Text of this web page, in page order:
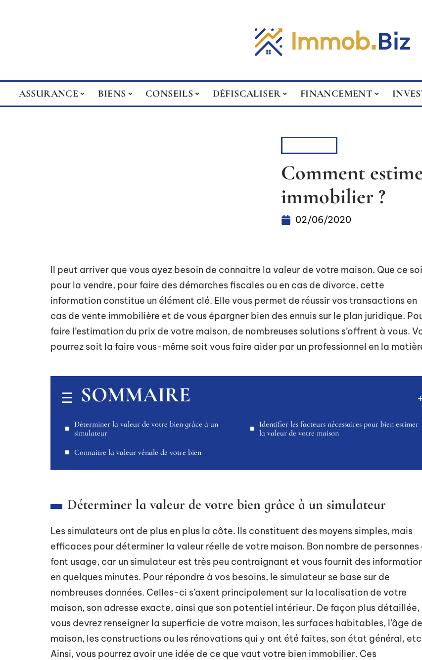
ASSURANCE BIENS CONSEILS DÉFISCALISER FINANCEMENT
Comment
immobilier ?
02/06/2020
Il peut arriver que vous ayez besoin de connaitre la valeur de votre maison. Que ce
pour la vendre, pour faire des démarches fiscales ou en cas de divorce, cette
information constitue un élément clé. Elle vous permet de réussir vos transactions en
cas de vente immobilière et de vous épargner bien des ennuis sur le plan juridique.
faire l’estimation du prix de votre maison, de nombreuses solutions s’offrent à vous.
pourrez soit la faire vous-même soit vous faire aider par un professionnel en la
SOMMAIRE
Déterminer la valeur de votre bien grâce à un
simulateur
Connaitre la valeur vénale de votre bien
Identifier les facteurs nécessaires pour bien estimer
la valeur de votre maison
Déterminer la valeur de votre bien grâce à un simulateur
Les simulateurs ont de plus en plus la côte. Ils constituent des moyens simples, mais
efficaces pour déterminer la valeur réelle de votre maison. Bon nombre de personnes
font usage, car un simulateur est très peu contraignant et vous fournit des
en quelques minutes. Pour répondre à vos besoins, le simulateur se base sur de
nombreuses données. Celles-ci s’axent principalement sur la localisation de votre
maison, son adresse exacte, ainsi que son potentiel intérieur. De façon plus détaillée,
vous devrez renseigner la superficie de votre maison, les surfaces habitables, l’âge
maison, les constructions ou les rénovations qui y ont été faites, son état général,
Ainsi, vous pourrez avoir une idée de ce que vaut votre bien immobilier. Ces